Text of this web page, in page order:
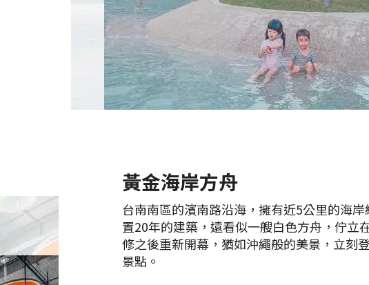
黃金海岸方舟
台南南區的濱南路沿海，擁有近5公里的海
置20年的建築，遠看似一艘白色方舟，佇立
修之後重新開幕，猶如沖繩般的美景，立刻
景點。